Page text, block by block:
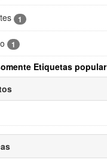
1
1
Etiquetas popular